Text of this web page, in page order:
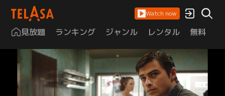
Watch now
見放題 ランキング ジャンル レンタル 無料